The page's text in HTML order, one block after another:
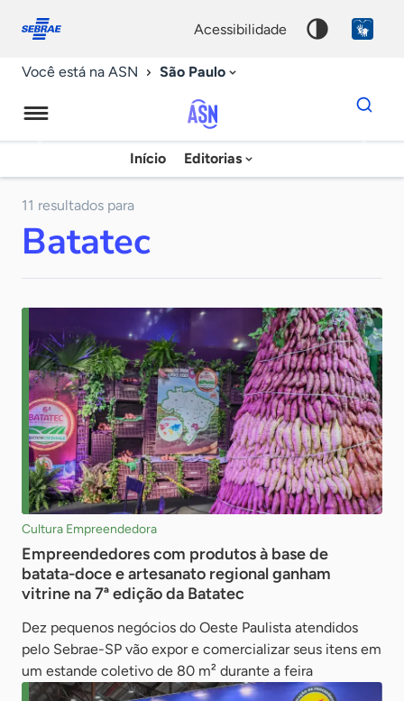
conosco
acessibilidade
Você está na ASN São Paulo
Agência
Sebrae
Início Editorias
Dados
para
chave
11 resultados para
Batatec
Cultura Empreendedora
Empreendedores com produtos à base de
batata-doce e artesanato regional ganham
vitrine na 7ª edição da Batatec
Dez pequenos negócios do Oeste Paulista atendidos
pelo Sebrae-SP vão expor e comercializar seus itens em
um estande coletivo de 80 m² durante a feira